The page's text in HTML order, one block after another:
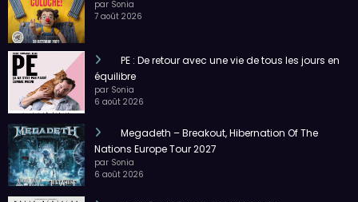
par Sonia
7 août 2026
PE : De retour avec une vie de tous les jours en
équilibre
par Sonia
6 août 2026
Megadeth – Breakout, Hibernation Of The
Nations Europe Tour 2027
par Sonia
6 août 2026